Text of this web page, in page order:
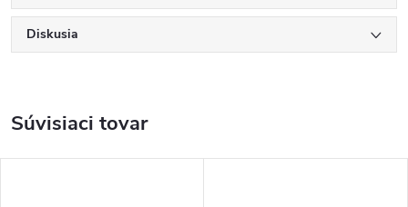
Diskusia
Súvisiaci tovar